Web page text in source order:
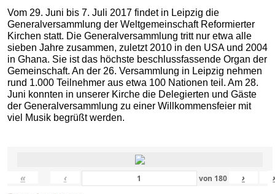
Vom 29. Juni bis 7. Juli 2017 findet in Leipzig die
Generalversammlung der Weltgemeinschaft Reformierter
Kirchen statt. Die Generalversammlung tritt nur etwa alle
sieben Jahre zusammen, zuletzt 2010 in den USA und 2004
in Ghana. Sie ist das höchste beschlussfassende Organ der
Gemeinschaft. An der 26. Versammlung in Leipzig nehmen
rund 1.000 Teilnehmer aus etwa 100 Nationen teil. Am 28.
Juni konnten in unserer Kirche die Delegierten und Gäste
der Generalversammlung zu einer Willkommensfeier mit
viel Musik begrüßt werden.
« ‹ von 180 ›